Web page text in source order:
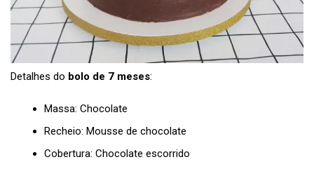
Detalhes do bolo de 7 meses:
Massa: Chocolate
Recheio: Mousse de chocolate
Cobertura: Chocolate escorrido